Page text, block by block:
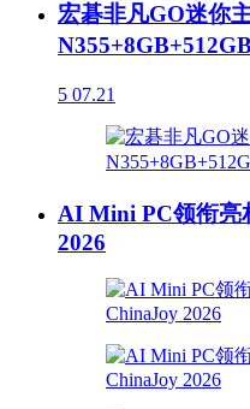
宏碁非凡GO迷你
5 07.21
AI Mini PC领衔亮
2026